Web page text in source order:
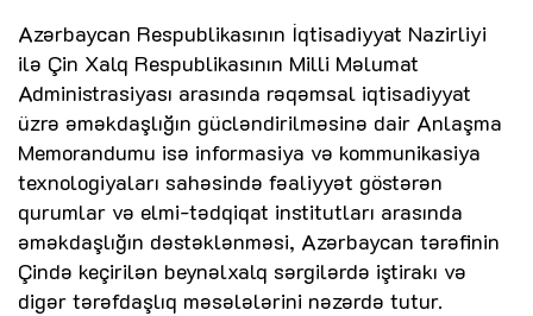
Azərbaycan Respublikasının İqtisadiyyat Nazirliyi
ilə Çin Xalq Respublikasının Milli Məlumat
Administrasiyası arasında rəqəmsal iqtisadiyyat
üzrə əməkdaşlığın gücləndirilməsinə dair Anlaşma
Memorandumu isə informasiya və kommunikasiya
texnologiyaları sahəsində fəaliyyət göstərən
qurumlar və elmi-tədqiqat institutları arasında
əməkdaşlığın dəstəklənməsi, Azərbaycan tərəfinin
Çində keçirilən beynəlxalq sərgilərdə iştirakı və
digər tərəfdaşlıq məsələlərini nəzərdə tutur.